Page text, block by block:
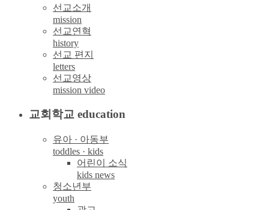
선교소개
mission
선교연혁
history
선교 편지
letters
선교영상
mission video
교회학교 education
유아 · 아동부
toddles · kids
어린이 소식
kids news
청소년부
youth